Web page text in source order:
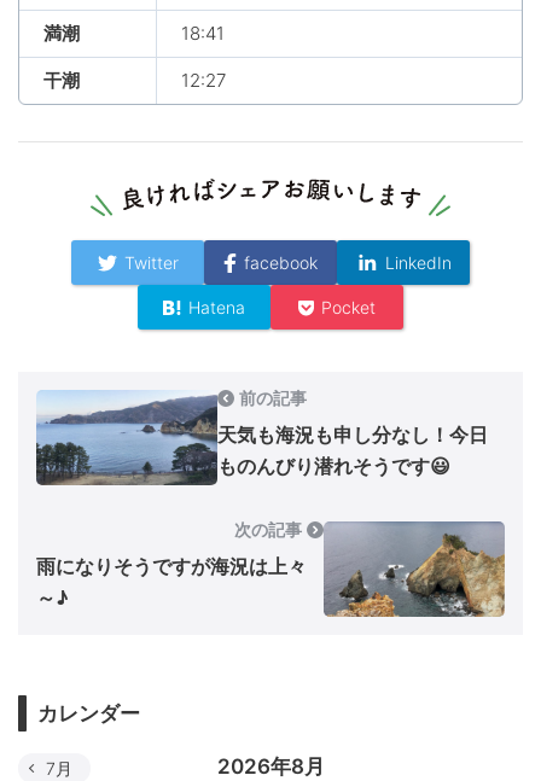
満潮 18:41
干潮 12:27
Twitter facebook LinkedIn
Hatena Pocket
前の記事
天気も海況も申し分なし！今日
ものんびり潜れそうです😃
次の記事
雨になりそうですが海況は上々
～♪
カレンダー
2026年8月
7月